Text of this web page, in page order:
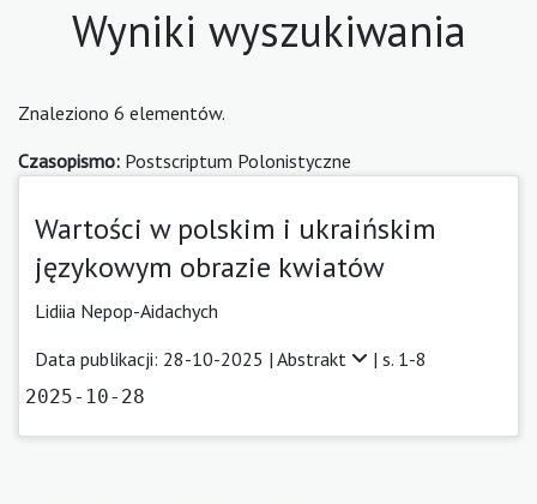
Wyniki wyszukiwania
Znaleziono 6 elementów.
Czasopismo: Postscriptum Polonistyczne
Wartości w polskim i ukraińskim
językowym obrazie kwiatów
Lidiia Nepop-Aidachych
Data publikacji: 28-10-2025 | Abstrakt | s. 1-8
2025-10-28